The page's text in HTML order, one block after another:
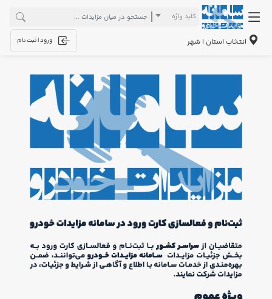
کلید واژه
انتخاب استان | شهر ورود | ثبت نام